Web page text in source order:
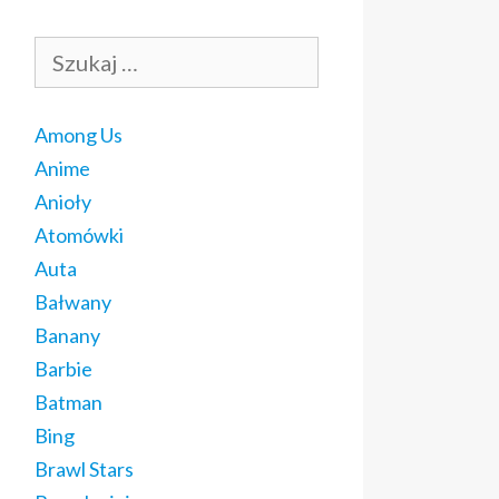
Among Us
Anime
Anioły
Atomówki
Auta
Bałwany
Banany
Barbie
Batman
Bing
Brawl Stars